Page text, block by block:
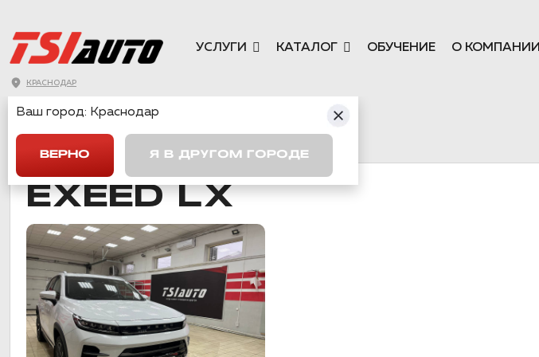
КРАСНОДАР
УСЛУГИ КАТАЛОГ ОБУЧЕНИЕ О КОМПАНИИ
ГЛАВНАЯ → CHERY → EXEED LX
EXEED LX
Ваш город: Краснодар
ВЕРНО Я В ДРУГОМ ГОРОДЕ